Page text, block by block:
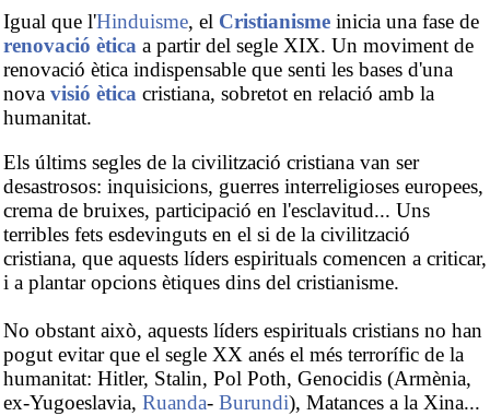
Igual que l'Hinduisme, el Cristianisme inicia una fase de
renovació ètica a partir del segle XIX. Un moviment de
renovació ètica indispensable que senti les bases d'una
nova visió ètica cristiana, sobretot en relació amb la
humanitat.
Els últims segles de la civilització cristiana van ser
desastrosos: inquisicions, guerres interreligioses europees,
crema de bruixes, participació en l'esclavitud... Uns
terribles fets esdevinguts en el si de la civilització
cristiana, que aquests líders espirituals comencen a criticar,
i a plantar opcions ètiques dins del cristianisme.
No obstant això, aquests líders espirituals cristians no han
pogut evitar que el segle XX anés el més terrorífic de la
humanitat: Hitler, Stalin, Pol Poth, Genocidis (Armènia,
ex-Yugoeslavia, Ruanda- Burundi), Matances a la Xina...